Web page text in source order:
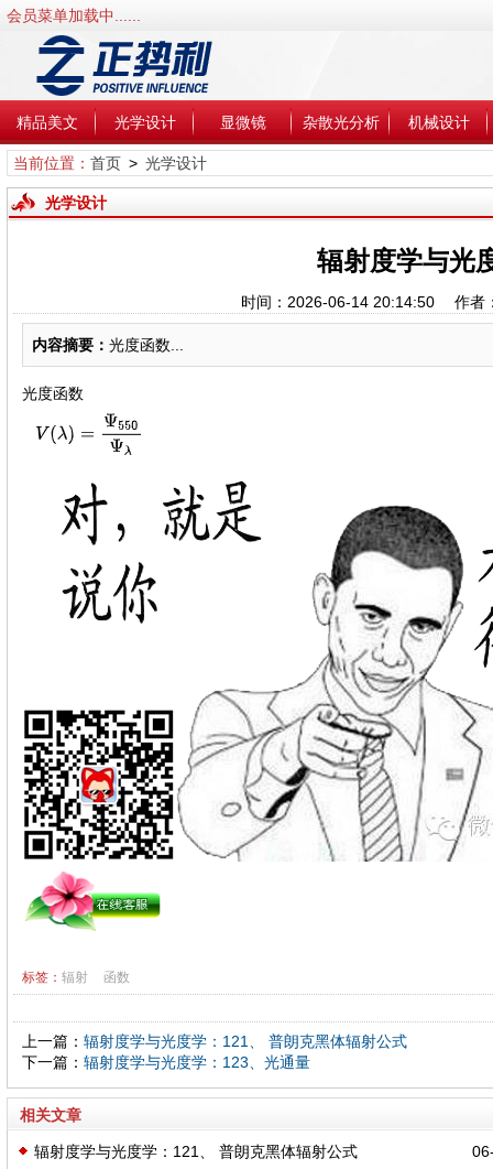
会员菜单加载中......
精品美文 光学设计 显微镜 杂散光分析 机械设计
当前位置： 首页> 光学设计
光学设计
辐射度学与光
时间：2026-06-14 20:14:50 作
内容摘要： 光度函数...
光度函数
标签： 辐射 函数
上一篇： 辐射度学与光度学：121、 普朗克黑体辐射公式
下一篇： 辐射度学与光度学：123、光通量
相关文章
辐射度学与光度学：121、 普朗克黑体辐射公式